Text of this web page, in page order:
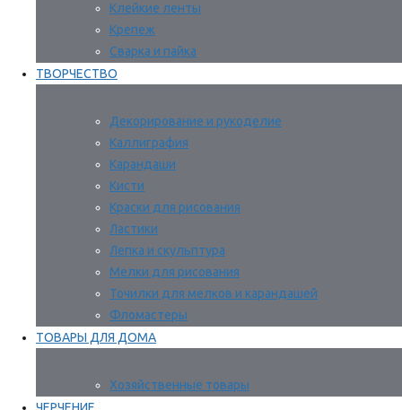
Клейкие ленты
Крепеж
Сварка и пайка
ТВОРЧЕСТВО
Декорирование и рукоделие
Каллиграфия
Карандаши
Кисти
Краски для рисования
Ластики
Лепка и скульптура
Мелки для рисования
Точилки для мелков и карандашей
Фломастеры
ТОВАРЫ ДЛЯ ДОМА
Хозяйственные товары